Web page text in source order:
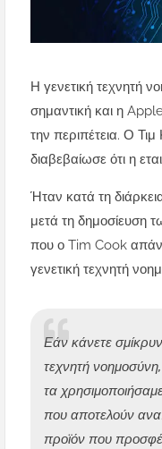
Η γενετική τεχνητή
σημαντική και η
την περιπέτεια. Ο
διαβεβαίωσε ότι η
Ήταν κατά τη
μετά τη δημοσίευση
που ο Tim Cook
γενετική τεχνητή
Εάν κάνετε
τεχνητή
τα
που αποτελούν
προϊόν που